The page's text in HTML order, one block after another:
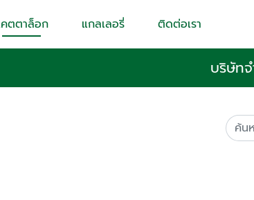
ตตาล็อก แกลเลอรี่ ติดต่อเรา
บริษัท